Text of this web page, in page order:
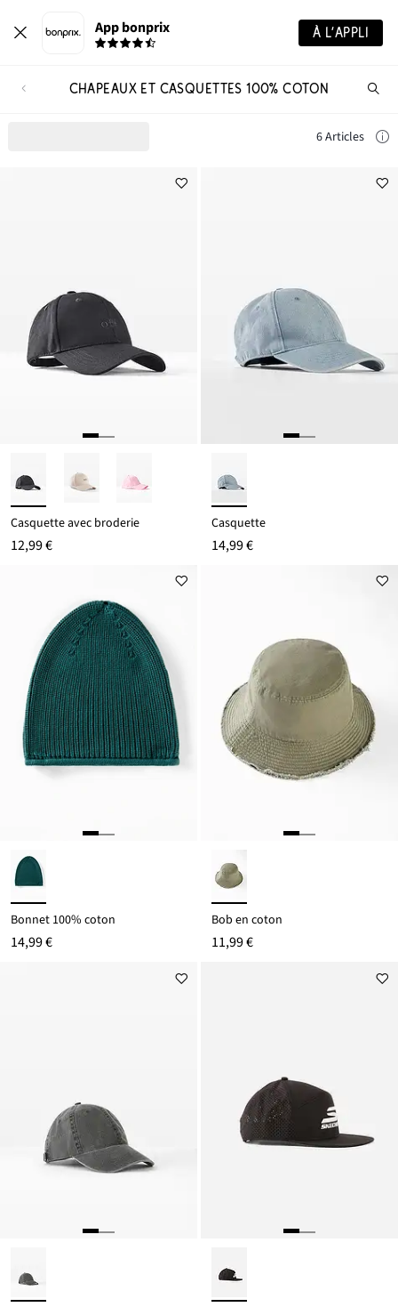
App bonprix À L’APPLI
CHAPEAUX ET CASQUETTES 100% COTON
6 Articles
Casquette avec broderie
12,99 €
Casquette
14,99 €
Bonnet 100% coton
14,99 €
Bob en coton
11,99 €